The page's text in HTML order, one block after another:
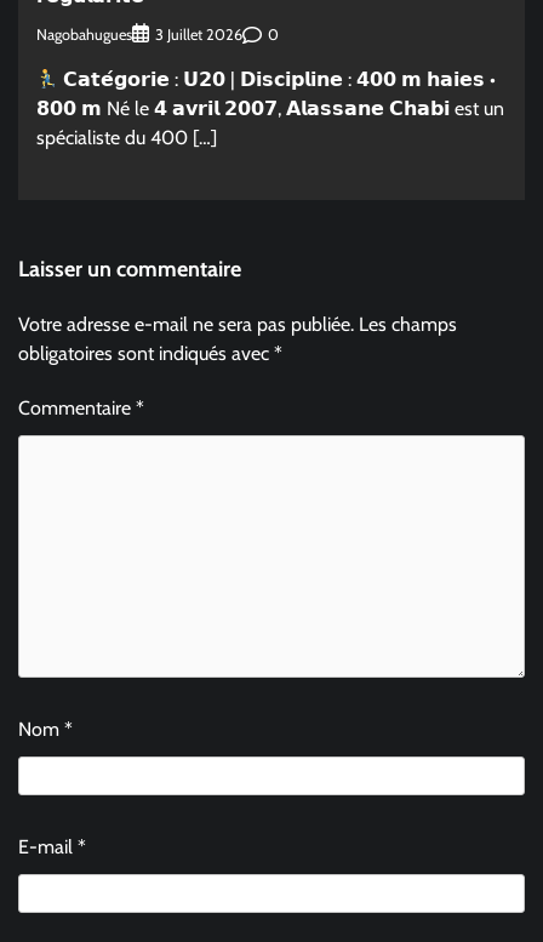
Nagobahugues 3 Juillet 2026 0
𝗖𝗮𝘁𝗲́𝗴𝗼𝗿𝗶𝗲 : 𝗨𝟮𝟬 | 𝗗𝗶𝘀𝗰𝗶𝗽𝗹𝗶𝗻𝗲 : 𝟰𝟬𝟬 𝗺 𝗵𝗮𝗶𝗲𝘀 •
𝟴𝟬𝟬 𝗺 Né le 𝟰 𝗮𝘃𝗿𝗶𝗹 𝟮𝟬𝟬𝟳, 𝗔𝗹𝗮𝘀𝘀𝗮𝗻𝗲 𝗖𝗵𝗮𝗯𝗶 est un
spécialiste du 400 […]
Laisser un commentaire
Votre adresse e-mail ne sera pas publiée. Les champs
obligatoires sont indiqués avec *
Commentaire *
Nom *
E-mail *